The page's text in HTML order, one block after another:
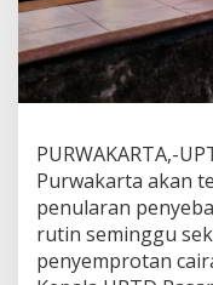
PURWAKARTA,-
Purwakarta akan
penularan
rutin seminggu
penyemprotan